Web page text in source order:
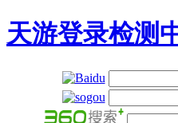
天游登录检测